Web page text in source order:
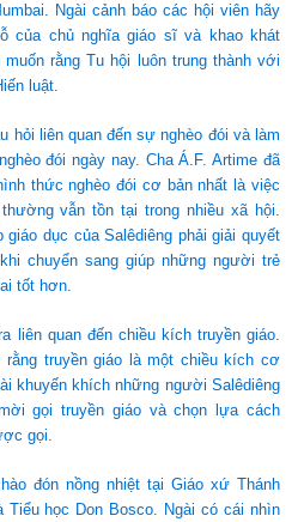
Ngài cảnh báo các hội viên hãy
của chủ nghĩa giáo sĩ và khao khát
rằng Tu hội luôn trung thành với
luật.
hỏi liên quan đến sự nghèo đói và làm
đói ngày nay. Cha Á.F. Artime đã
thức nghèo đói cơ bản nhất là việc
vẫn tồn tại trong nhiều xã hội.
giáo dục của Salêdiêng phải giải quyết
chuyển sang giúp những người trẻ
tốt hơn.
liên quan đến chiều kích truyền giáo.
rằng truyền giáo là một chiều kích cơ
khuyến khích những người Salêdiêng
gọi truyền giáo và chọn lựa cách
gọi.
đón nồng nhiệt tại Giáo xứ Thánh
học Don Bosco. Ngài có cái nhìn